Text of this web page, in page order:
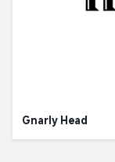
Gnarly Head